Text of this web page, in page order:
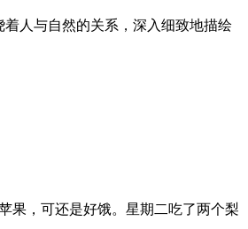
人与自然的关系，深入细致地描绘
果，可还是好饿。星期二吃了两个梨